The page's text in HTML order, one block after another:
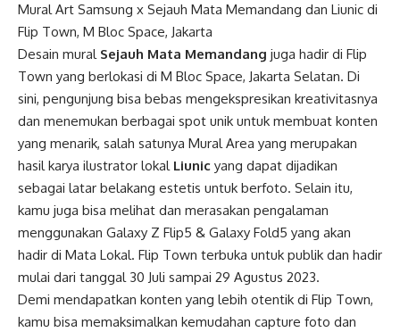
Mural Art Samsung x Sejauh Mata Memandang dan Liunic di
Flip Town, M Bloc Space, Jakarta
Desain mural Sejauh Mata Memandang juga hadir di Flip
Town yang berlokasi di M Bloc Space, Jakarta Selatan. Di
sini, pengunjung bisa bebas mengekspresikan kreativitasnya
dan menemukan berbagai spot unik untuk membuat konten
yang menarik, salah satunya Mural Area yang merupakan
hasil karya ilustrator lokal Liunic yang dapat dijadikan
sebagai latar belakang estetis untuk berfoto. Selain itu,
kamu juga bisa melihat dan merasakan pengalaman
menggunakan Galaxy Z Flip5 & Galaxy Fold5 yang akan
hadir di Mata Lokal. Flip Town terbuka untuk publik dan hadir
mulai dari tanggal 30 Juli sampai 29 Agustus 2023.
Demi mendapatkan konten yang lebih otentik di Flip Town,
kamu bisa memaksimalkan kemudahan capture foto dan